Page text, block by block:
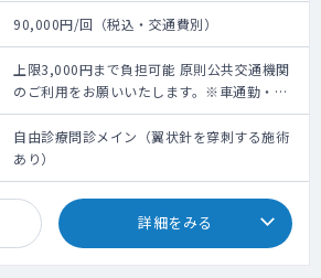
90,000円/回（税込・交通費別）
上限3,000円まで負担可能 原則公共交通機関
のご利用をお願いいたします。※車通勤・タ
クシー利用要相談
自由診療問診メイン（翼状針を穿刺する施術
あり）
詳細をみる